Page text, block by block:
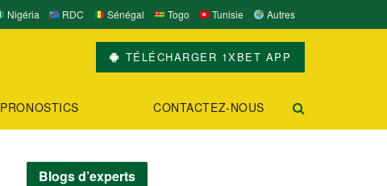
Nigéria RDC Sénégal Togo Tunisie Autres
TÉLÉCHARGER 1XBET APP
PRONOSTICS CONTACTEZ-NOUS
Blogs d’experts